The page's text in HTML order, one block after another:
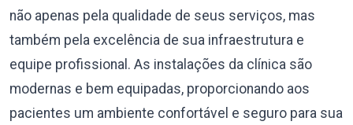
não apenas pela qualidade de seus serviços, mas
também pela excelência de sua infraestrutura e
equipe profissional. As instalações da clínica são
modernas e bem equipadas, proporcionando aos
pacientes um ambiente confortável e seguro para sua